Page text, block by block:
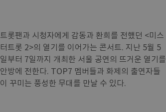
트롯팬과 시청자에게 감동과 환희를 전했던 <미스
터트롯 2>의 열기를 이어가는 콘서트. 지난 5월 5
일부터 7일까지 개최한 서울 공연의 뜨거운 열기를
안방에 전한다. TOP7 멤버들과 화제의 출연자들
이 꾸미는 풍성한 무대를 만날 수 있다.